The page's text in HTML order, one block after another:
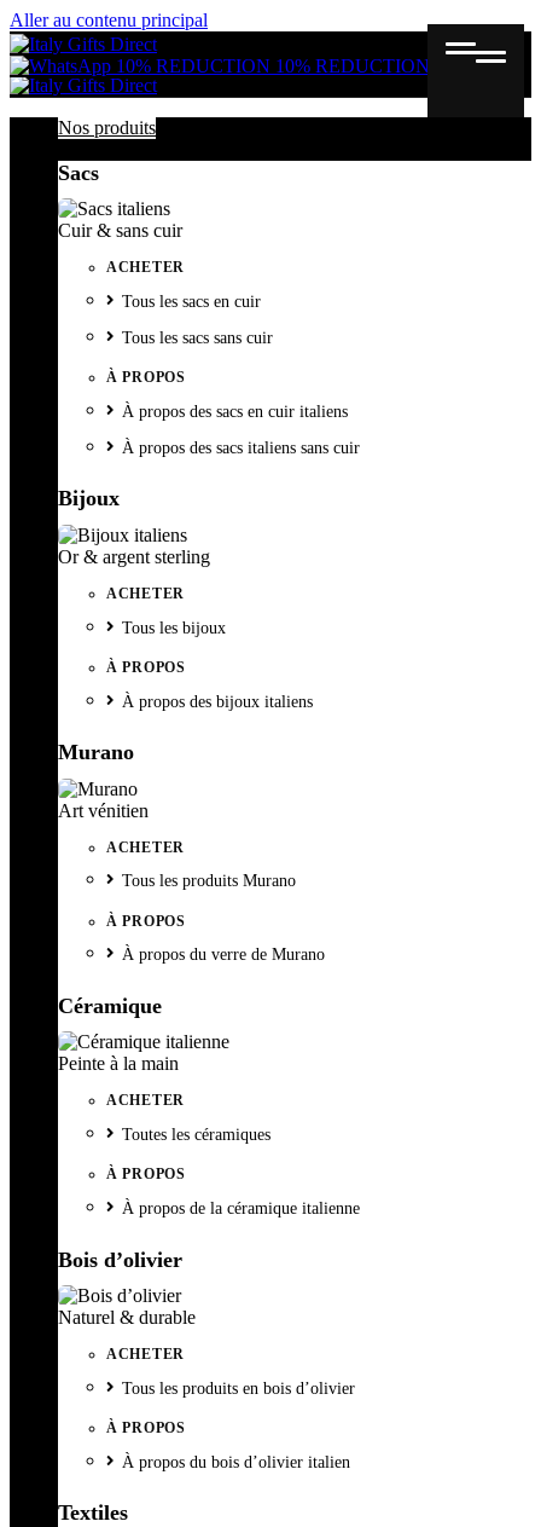
Aller au contenu principal
10% REDUCTION 10% REDUCTION
Nos produits
Sacs
Cuir & sans cuir
ACHETER
Tous les sacs en cuir
Tous les sacs sans cuir
À PROPOS
À propos des sacs en cuir italiens
À propos des sacs italiens sans cuir
Bijoux
Or & argent sterling
ACHETER
Tous les bijoux
À PROPOS
À propos des bijoux italiens
Murano
Art vénitien
ACHETER
Tous les produits Murano
À PROPOS
À propos du verre de Murano
Céramique
Peinte à la main
ACHETER
Toutes les céramiques
À PROPOS
À propos de la céramique italienne
Bois d’olivier
Naturel & durable
ACHETER
Tous les produits en bois d’olivier
À PROPOS
À propos du bois d’olivier italien
Textiles